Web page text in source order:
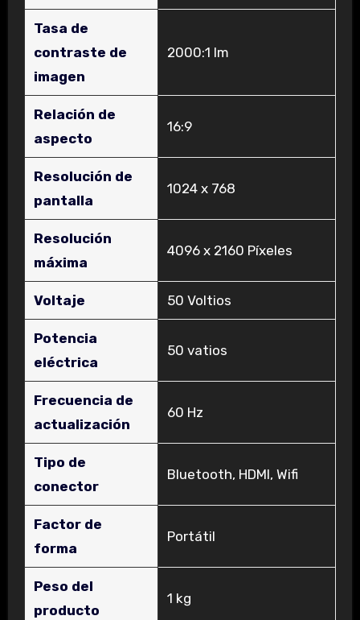
Tasa de
contraste de
imagen
‎2000:1 lm
Relación de
aspecto
‎16:9
Resolución de
pantalla
‎1024 x 768
Resolución
máxima
‎4096 x 2160 Píxeles
Voltaje ‎50 Voltios
Potencia
eléctrica
‎50 vatios
Frecuencia de
actualización
‎60 Hz
Tipo de
conector
‎Bluetooth, HDMI, Wifi
Factor de
forma
‎Portátil
Peso del
producto
‎1 kg